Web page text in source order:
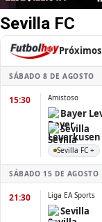
Sevilla FC